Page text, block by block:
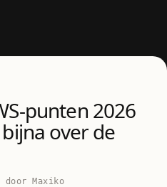
punten 2026
over de
Maxiko